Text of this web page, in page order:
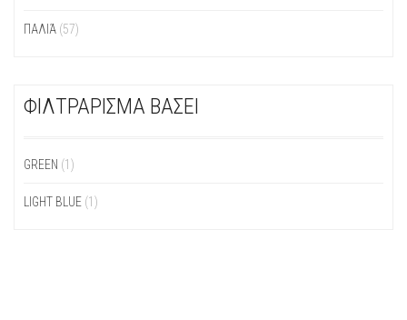
ΠΑΛΙΆ (57)
ΦΙΛΤΡΑΡΙΣΜΑ ΒΑΣΕΙ
GREEN (1)
LIGHT BLUE (1)